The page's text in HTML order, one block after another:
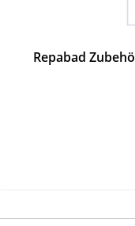
Repabad